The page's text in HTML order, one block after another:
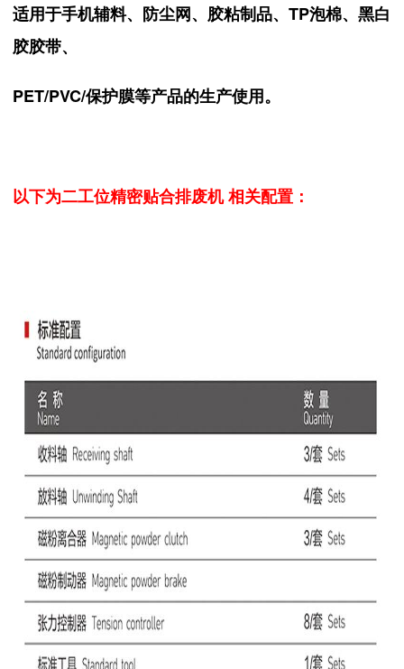
适用于手机辅料、防尘网、胶粘制品、TP泡棉、黑白
胶胶带、
PET/PVC/保护膜等产品的生产使用。
以下为二工位精密贴合排废机相关配置：